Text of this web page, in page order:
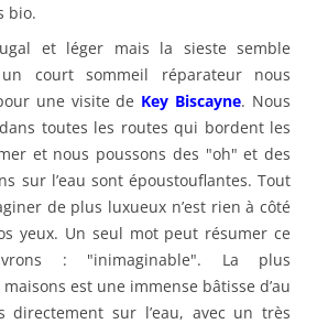
bio.
et léger mais la sieste semble
court sommeil réparateur nous
une visite de Key Biscayne. Nous
toutes les routes qui bordent les
et nous poussons des "oh" et des
sur l’eau sont époustouflantes. Tout
de plus luxueux n’est rien à côté
yeux. Un seul mot peut résumer ce
: "inimaginable". La plus
est une immense bâtisse d’au
directement sur l’eau, avec un très